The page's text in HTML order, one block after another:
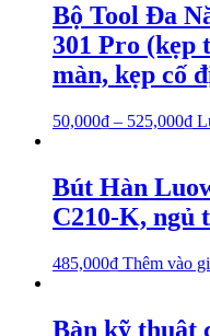
Bộ Tool Đa
301 Pro (kẹp
màn, kẹp cố
50,000₫ – 525,000₫
Bút Hàn
C210-K, ngủ
485,000₫ Thêm vào
Bàn kỹ thuật